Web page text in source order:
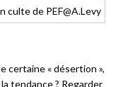
culte de PEF@A.Levy
certaine « désertion »,
tendance ? Regarder